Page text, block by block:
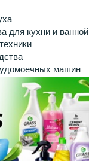
для кухни и ванной
машин